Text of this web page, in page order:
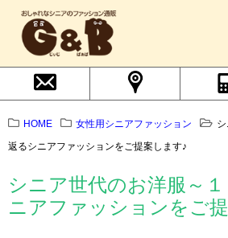
HOME 女性用シニアファッション
返るシニアファッションをご提案します♪
シニア世代のお洋服～
ニアファッションをご